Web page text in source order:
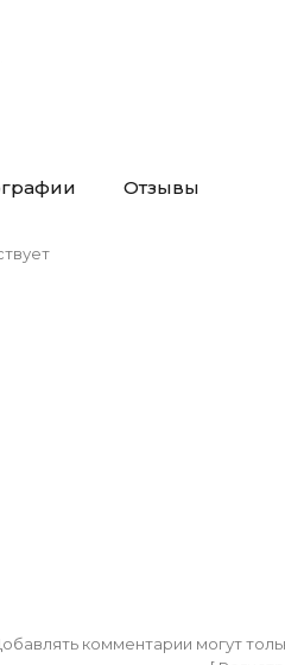
Отзывы
комментарии могут